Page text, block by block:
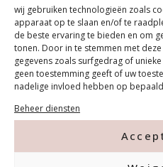
wij gebruiken technologieën zoals
apparaat op te slaan en/of te
de beste ervaring te bieden en om
tonen. Door in te stemmen met
gegevens zoals surfgedrag of
geen toestemming geeft of uw
nadelige invloed hebben op
Beheer diensten